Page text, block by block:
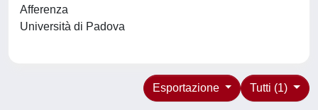
Afferenza
Università di Padova
Tutti (1)
Esportazione